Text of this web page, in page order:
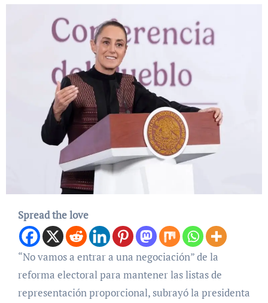
Spread the love
“No vamos a entrar a una negociación” de la
reforma electoral para mantener las listas de
representación proporcional, subrayó la presidenta